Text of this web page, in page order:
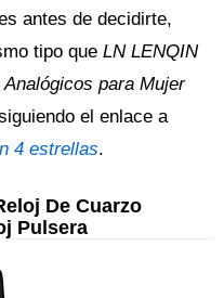
antes de decidirte,
tipo que LN LENQIN
para Mujer
el enlace a
4 estrellas.
De Cuarzo
Pulsera